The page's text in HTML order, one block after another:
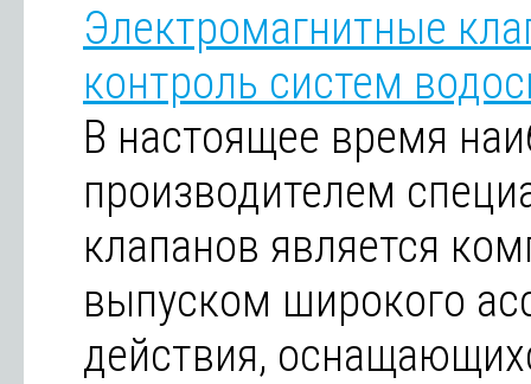
Электромагнитные
контроль систем
В настоящее время
производителем
клапанов является
выпуском широкого
действия,